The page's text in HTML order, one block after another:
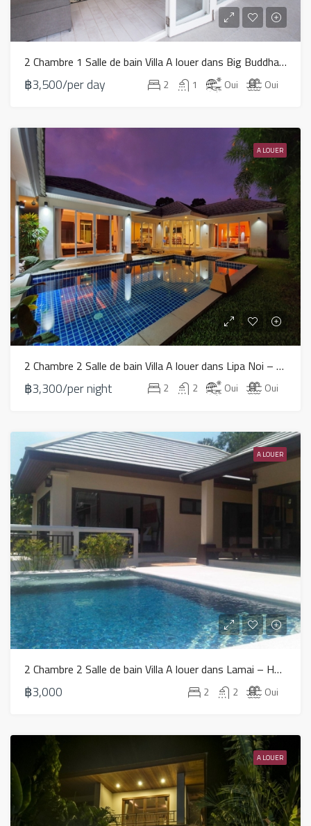
2 Chambre 1 Salle de bain Villa A louer dans Big Buddha – HV0021
฿3,500/per day 2 1 Oui Oui
A LOUER
2 Chambre 2 Salle de bain Villa A louer dans Lipa Noi – HV0108
฿3,300/per night 2 2 Oui Oui
A LOUER
2 Chambre 2 Salle de bain Villa A louer dans Lamai – HV0186
฿3,000 2 2 Oui
A LOUER